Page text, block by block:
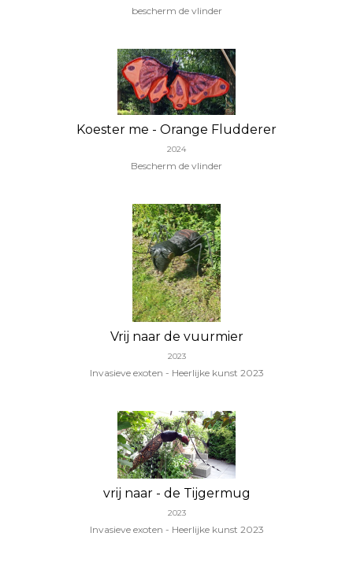
bescherm de vlinder
Koester me - Orange Fludderer
2024
Bescherm de vlinder
Vrij naar de vuurmier
2023
Invasieve exoten - Heerlijke kunst 2023
vrij naar - de Tijgermug
2023
Invasieve exoten - Heerlijke kunst 2023